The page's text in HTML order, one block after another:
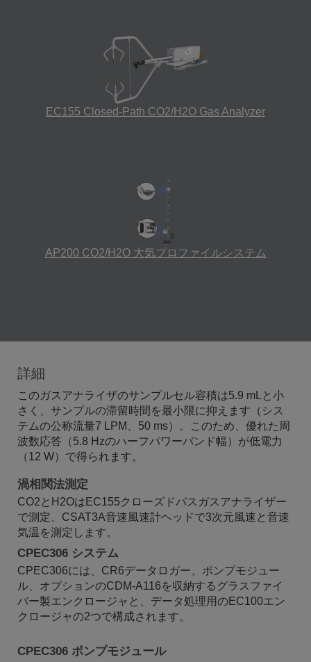
EC155 Closed-Path CO2/H2O Gas Analyzer
AP200 CO2/H2O 大気プロファイルシステム
詳細
このガスアナライザのサンプルセル容積は5.9 mLと小
さく、サンプルの滞留時間を最小限に抑えます（シス
テムの公称流量7 LPM、50 ms）。このため、優れた周
波数応答（5.8 Hzのハーフパワーバンド幅）が低電力
（12 W）で得られます。
渦相関法測定
CO2とH2OはEC155クローズドパスガスアナライザー
で測定、CSAT3A音速風速計ヘッドで3次元風速と音速
気温を測定します。
CPEC306 システム
CPEC306には、CR6データロガー、ポンプモジュー
ル、オプションのCDM-A116を収納するグラスファイ
バー製エンクロージャと、データ処理用のEC100エン
クロージャの2つで構成されます。
CPEC306 ポンプモジュール